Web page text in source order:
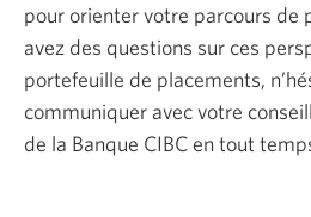
pour orienter votre parcours de
avez des questions sur ces
portefeuille de placements,
communiquer avec votre
de la Banque CIBC en tout